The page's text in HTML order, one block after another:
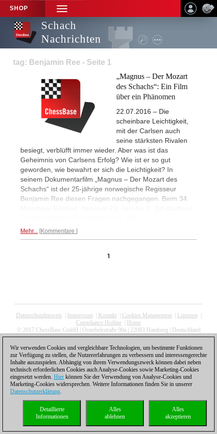
SHOP
TOGGLE
NAVIGATION
Schach
Nachrichten
tag: Benjamin Ree - Seite 1
„Magnus – Der Mozart
des Schachs“: Ein Film
über ein Phänomen
22.07.2016 – Die
scheinbare Leichtigkeit,
mit der Carlsen auch
seine stärksten Rivalen
besiegt, verblüfft immer wieder. Aber was ist das
Geheimnis von Carlsens Erfolg? Wie ist er so gut
geworden, wie bewahrt er sich die Leichtigkeit? In
seinem Dokumentarfilm „Magnus – Der Mozart des
Schachs“ ist der 25-jährige norwegische Regisseur
Benjamin Ree diesen Fragen nachgegangen. Beim 34.
Mehr... Kommentare
1
Datenschutzhinweis Impressum| Kontakt| Cookies Management| Lizenzen
Compliance Hotline
Home
© 2017 ChessBase GmbH | Osterbekstraße 90a | 22083 Hamburg | Deutschland
coldest news
Wir verwenden Cookies und vergleichbare Technologien, um bestimmte Funktionen
zur Verfügung zu stellen, die Nutzererfahrungen zu verbessern und interessengerechte
Inhalte auszuspielen. Abhängig von ihrem Verwendungszweck können dabei neben
technisch erforderlichen Cookies auch Analyse-Cookies sowie Marketing-Cookies
eingesetzt werden. Hier können Sie der Verwendung von Analyse-Cookies und
Marketing-Cookies widersprechen. Weitere Informationen finden Sie in unserer
Datenschutzerklärung.
Alles
akzeptieren
Alles
ablehnen
Detaillierte
Informationen